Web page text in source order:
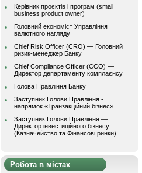
Керівник проєктів і програм (small
business product owner)
Головний економіст Управління
валютного нагляду
Chief Risk Officer (CRO) — Головний
ризик-менеджер Банку
Chief Compliance Officer (CCO) —
Директор департаменту комплаєнсу
Голова Правління Банку
Заступник Голови Правління -
напрямок «Транзакційний бізнес»
Заступник Голови Правління —
Директор інвестиційного бізнесу
(Казначейство та Фінансові ринки)
Робота в містах